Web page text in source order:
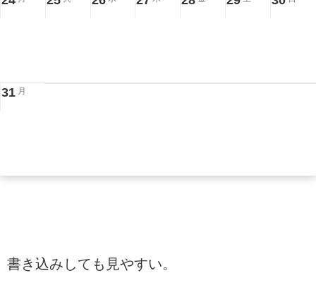
31 月
書き込みしても見やすい。